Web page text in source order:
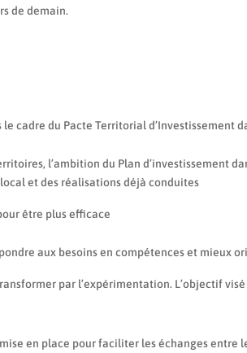
de demain.
cadre du Pacte Territorial d’Investissement
l’ambition du Plan d’investissement
et des réalisations déjà conduites
être plus efficace
aux besoins en compétences et mieux
par l’expérimentation. L’objectif
en place pour faciliter les échanges entre